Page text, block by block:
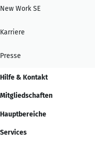
New Work SE
Karriere
Presse
Hilfe & Kontakt
Mitgliedschaften
Hauptbereiche
Services